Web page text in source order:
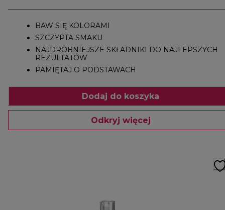
BAW SIĘ KOLORAMI
SZCZYPTA SMAKU
NAJDROBNIEJSZE SKŁADNIKI DO NAJLEPSZYCH
REZULTATÓW
PAMIĘTAJ O PODSTAWACH
Dodaj do koszyka
Odkryj więcej